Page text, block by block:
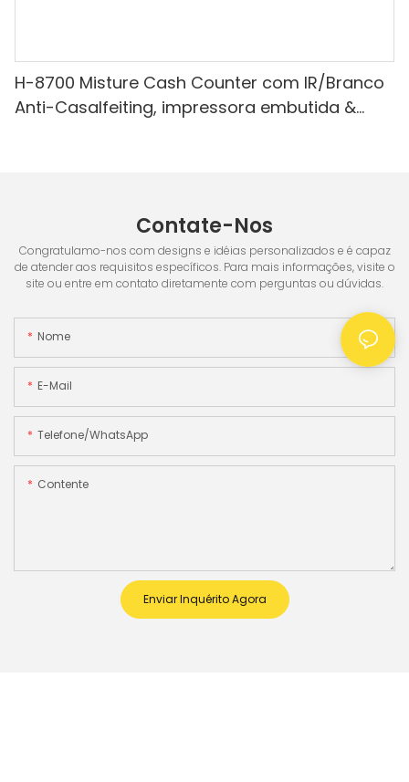
H-8700 Misture Cash Counter com IR/Branco
Anti-Casalfeiting, impressora embutida &
Contate-Nos
Congratulamo-nos com designs e idéias personalizados e é capaz
de atender aos requisitos específicos. Para mais informações, visite o
site ou entre em contato diretamente com perguntas ou dúvidas.
Nome
E-Mail
Telefone/WhatsApp
Contente
Enviar Inquérito Agora